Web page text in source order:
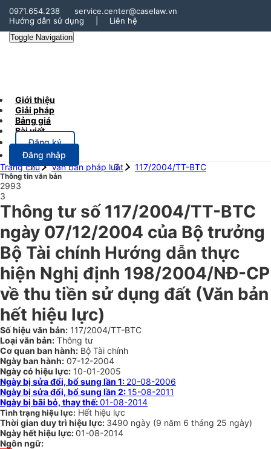
0971.654.238
service.center@caselaw.vn
Hướng dẫn sử dụng
Liên hệ
Toggle Navigation
Giới thiệu
Giải pháp
Bảng giá
Bài viết
Đăng ký
Đăng nhập
Trang chủ
Văn bản pháp luật 117/2004/TT-BTC
Thông tin văn bản
2993
3
Thông tư số 117/2004/TT-BTC
ngày 07/12/2004 của Bộ trưởng
Bộ Tài chính Hướng dẫn thực
hiện Nghị định 198/2004/NĐ-CP
về thu tiền sử dụng đất (Văn bản
hết hiệu lực)
Số hiệu văn bản: 117/2004/TT-BTC
Loại văn bản: Thông tư
Cơ quan ban hành: Bộ Tài chính
Ngày ban hành: 07-12-2004
Ngày có hiệu lực: 10-01-2005
Ngày bị sửa đổi, bổ sung lần 1: 20-08-2006
Ngày bị sửa đổi, bổ sung lần 2:15-08-2011
Ngày bị bãi bỏ, thay thế:01-08-2014
Tình trạng hiệu lực: Hết hiệu lực
Thời gian duy trì hiệu lực: 3490 ngày (9 năm 6 tháng 25 ngày)
Ngày hết hiệu lực:01-08-2014
Ngôn ngữ: